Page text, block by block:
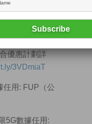
，仲唔使同步
優惠計劃詳
3VDmiaT
任用: FUP（公
5G數據任用: